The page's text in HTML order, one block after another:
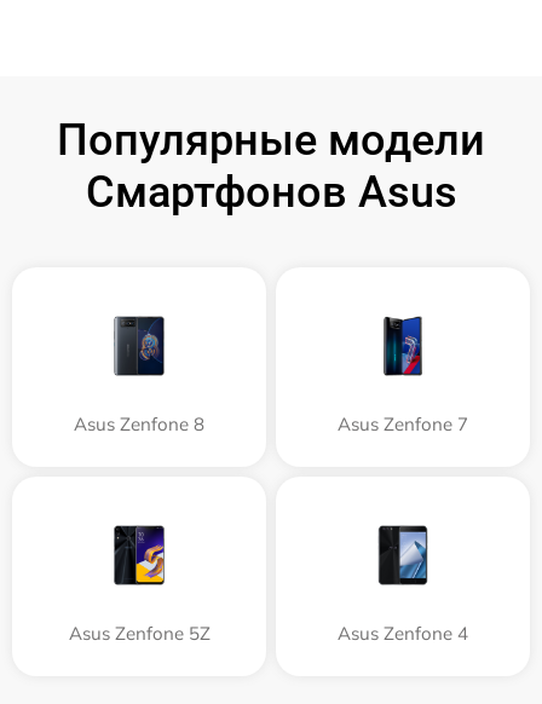
Популярные модели
Смартфонов Asus
Asus Zenfone 8 Asus Zenfone 7
Asus Zenfone 5Z Asus Zenfone 4